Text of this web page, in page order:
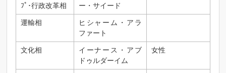
ﾌﾟ･行政改革相
ー・サイード
運輸相
ヒシャーム・アラ
ファート
文化相
イーナース・アブ
ドゥルダーイム
女性